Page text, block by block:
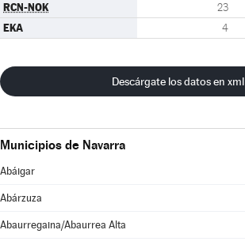
RCN-NOK 23
EKA 4
Descárgate los datos en xml
Municipios de Navarra
Abáigar
Abárzuza
Abaurregaina/Abaurrea Alta